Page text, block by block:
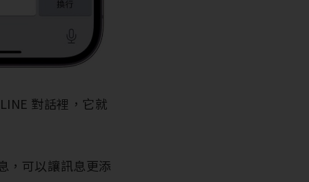
對話裡，它就
，可以讓訊息更添